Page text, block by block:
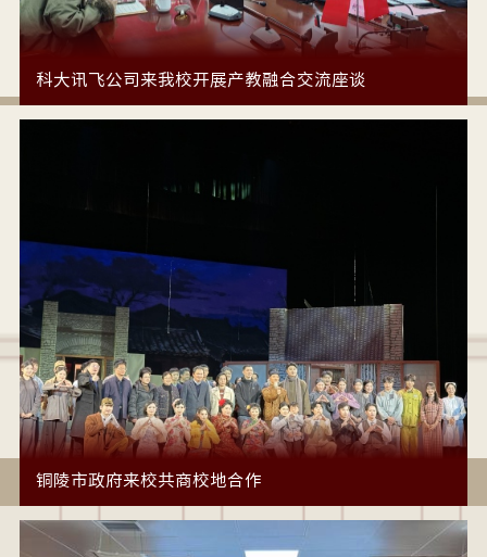
科大讯飞公司来我校开展产教融合交流座谈
铜陵市政府来校共商校地合作